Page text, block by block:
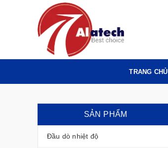
TRANG CHỦ
SẢN PHẨM
Đầu dò nhiệt độ